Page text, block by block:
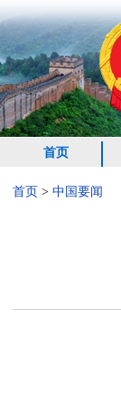
首页
首页 > 中国要闻